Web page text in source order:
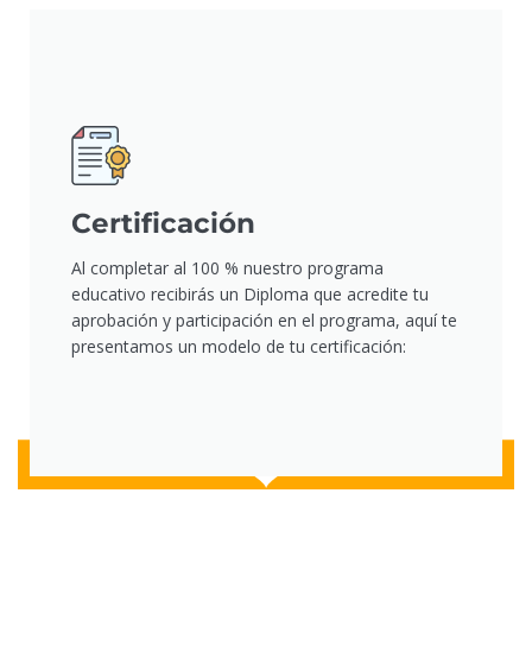
Certificación
Al completar al 100 % nuestro programa
educativo recibirás un Diploma que acredite tu
aprobación y participación en el programa, aquí te
presentamos un modelo de tu certificación: